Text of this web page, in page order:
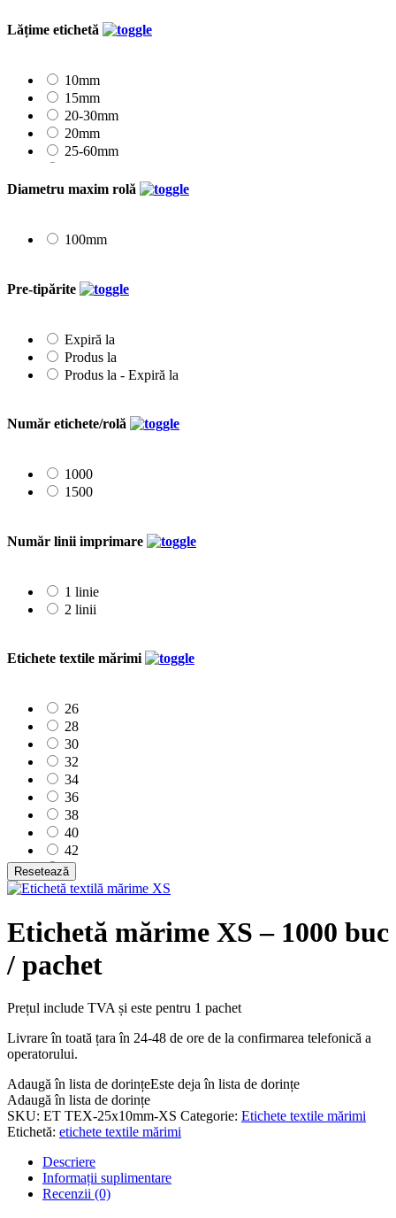
Lățime etichetă
10mm
15mm
20-30mm
20mm
25-60mm
30mm
45mm
Diametru maxim rolă
100mm
Pre-tipărite
Expiră la
Produs la
Produs la - Expiră la
Număr etichete/rolă
1000
1500
Număr linii imprimare
1 linie
2 linii
Etichete textile mărimi
26
28
30
32
34
36
38
40
42
44
46
52
54
56
60
64
L
M
S
XL
XS
XXXL
Resetează
Etichetă mărime XS – 1000 buc
/ pachet
Prețul include TVA și este pentru 1 pachet
Livrare în toată țara în 24-48 de ore de la confirmarea telefonică a
operatorului.
Adaugă în lista de dorințeEste deja în lista de dorințe
Adaugă în lista de dorințe
SKU: ET TEX-25x10mm-XS Categorie: Etichete textile mărimi
Etichetă: etichete textile mărimi
Descriere
Informații suplimentare
Recenzii (0)